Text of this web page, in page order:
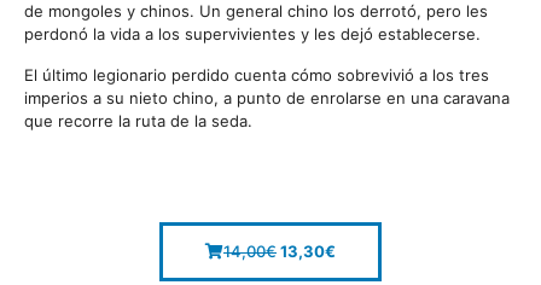
de mongoles y chinos. Un general chino los derrotó, pero les
perdonó la vida a los supervivientes y les dejó establecerse.
El último legionario perdido cuenta cómo sobrevivió a los tres
imperios a su nieto chino, a punto de enrolarse en una caravana
que recorre la ruta de la seda.
14,00€13,30€